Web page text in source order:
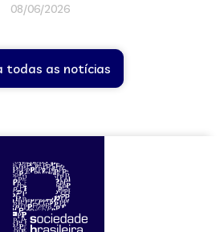
08/06/2026
todas as notícias